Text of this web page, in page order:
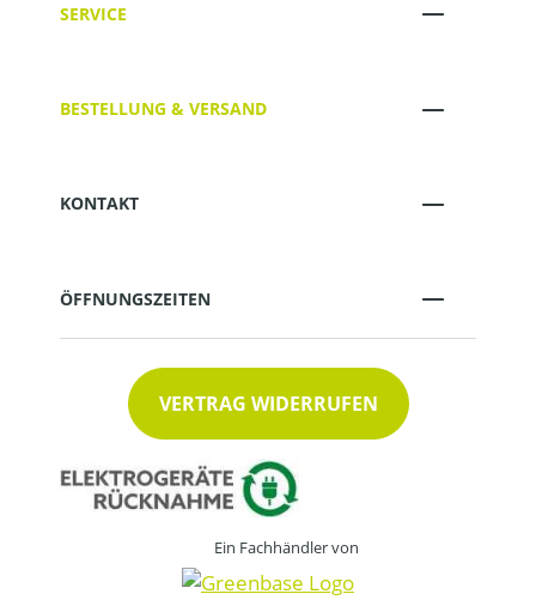
SERVICE
BESTELLUNG & VERSAND
KONTAKT
ÖFFNUNGSZEITEN
VERTRAG WIDERRUFEN
Ein Fachhändler von